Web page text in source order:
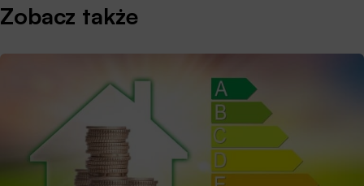
Zobacz także